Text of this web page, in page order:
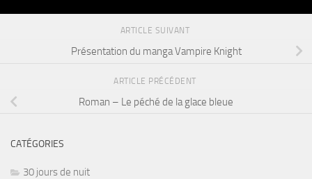
ARTICLE SUIVANT
Présentation du manga Vampire Knight
ARTICLE PRÉCÉDENT
Roman – Le péché de la glace bleue
CATÉGORIES
30 jours de nuit